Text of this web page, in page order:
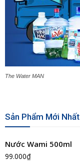
The Water MAN
Sản Phẩm Mới Nhất
Nước Wami 500ml
99.000₫